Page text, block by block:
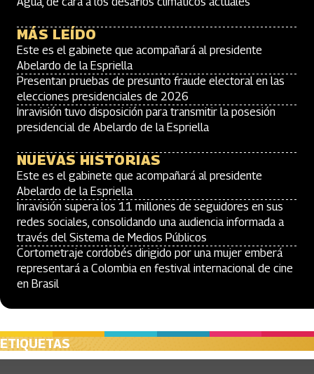
MÁS LEÍDO
Este es el gabinete que acompañará al presidente
Abelardo de la Espriella
Presentan pruebas de presunto fraude electoral en las
elecciones presidenciales de 2026
Inravisión tuvo disposición para transmitir la posesión
presidencial de Abelardo de la Espriella
NUEVAS HISTORIAS
Este es el gabinete que acompañará al presidente
Abelardo de la Espriella
Inravisión supera los 11 millones de seguidores en sus
redes sociales, consolidando una audiencia informada a
través del Sistema de Medios Públicos
Cortometraje cordobés dirigido por una mujer emberá
representará a Colombia en festival internacional de cine
en Brasil
ETIQUETAS